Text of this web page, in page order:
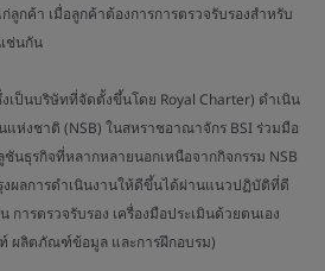
ลูกค้า เมื่อลูกค้าต้องการการตรวจรับรองสำหรับ
ช่นกัน
เป็นบริษัทที่จัดตั้งขึ้นโดย Royal Charter) ดำเนิน
ห่งชาติ (NSB) ในสหราชอาณาจักร BSI ร่วมมือ
นธุรกิจที่หลากหลายนอกเหนือจากกิจกรรม NSB
งผลการดำเนินงานให้ดีขึ้นได้ผ่านแนวปฏิบัติที่ดี
ารตรวจรับรอง เครื่องมือประเมินด้วยตนเอง
ผลิตภัณฑ์ข้อมูล และการฝึกอบรม)